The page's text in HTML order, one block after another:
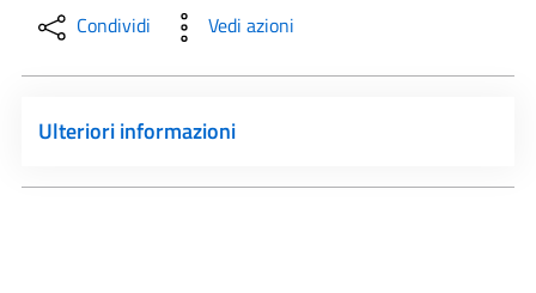
Condividi Vedi azioni
Ulteriori informazioni